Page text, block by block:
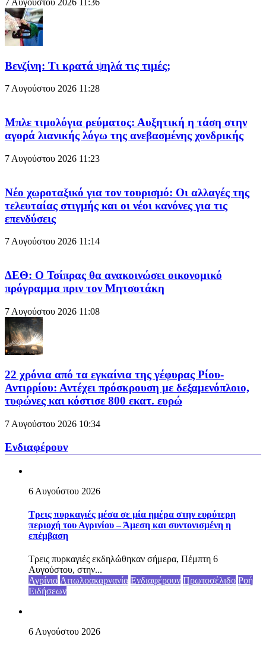
7 Αυγούστου 2026 11:36
Βενζίνη: Τι κρατά ψηλά τις τιμές;
7 Αυγούστου 2026 11:28
Μπλε τιμολόγια ρεύματος: Αυξητική η τάση στην
αγορά λιανικής λόγω της ανεβασμένης χονδρικής
7 Αυγούστου 2026 11:23
Νέο χωροταξικό για τον τουρισμό: Οι αλλαγές της
τελευταίας στιγμής και οι νέοι κανόνες για τις
επενδύσεις
7 Αυγούστου 2026 11:14
ΔΕΘ: Ο Τσίπρας θα ανακοινώσει οικονομικό
πρόγραμμα πριν τον Μητσοτάκη
7 Αυγούστου 2026 11:08
22 χρόνια από τα εγκαίνια της γέφυρας Ρίου-
Αντιρρίου: Αντέχει πρόσκρουση με δεξαμενόπλοιο,
τυφώνες και κόστισε 800 εκατ. ευρώ
7 Αυγούστου 2026 10:34
Ενδιαφέρουν
6 Αυγούστου 2026
Τρεις πυρκαγιές μέσα σε μία ημέρα στην ευρύτερη
περιοχή του Αγρινίου – Άμεση και συντονισμένη η
επέμβαση
Τρεις πυρκαγιές εκδηλώθηκαν σήμερα, Πέμπτη 6
Αυγούστου, στην...
Αγρίνιο Αιτωλοακαρνανία Ενδιαφέρουν Πρωτοσέλιδο Ροή
Ειδήσεων
6 Αυγούστου 2026